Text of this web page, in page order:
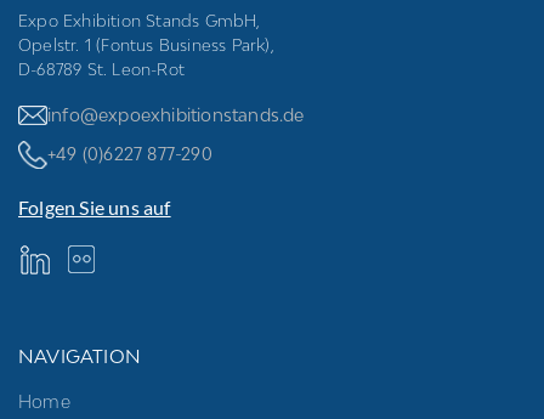
Expo Exhibition Stands GmbH,
Opelstr. 1 (Fontus Business Park),
D-68789 St. Leon-Rot
info@expoexhibitionstands.de
+49 (0)6227 877-290
Folgen Sie uns auf
NAVIGATION
Home